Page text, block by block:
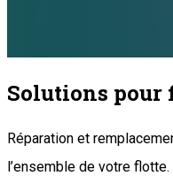
Solutions pour
Réparation et
l’ensemble de votre